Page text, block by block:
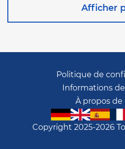
Corona Station
Nombre de pannes:55
Afficher
Copyright 2025-2026
Politique de
Informations
À propos de